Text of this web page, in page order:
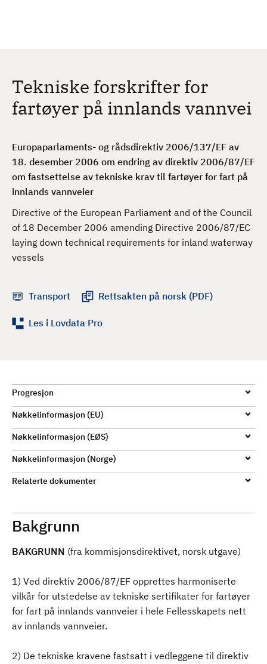
Tekniske forskrifter for
fartøyer på innlands vannvei
Europaparlaments- og rådsdirektiv 2006/137/EF av
18. desember 2006 om endring av direktiv 2006/87/EF
om fastsettelse av tekniske krav til fartøyer for fart på
innlands vannveier
Directive of the European Parliament and of the Council
of 18 December 2006 amending Directive 2006/87/EC
laying down technical requirements for inland waterway
vessels
Transport Rettsakten på norsk (PDF)
Les i Lovdata Pro
Progresjon
Nøkkelinformasjon (EU)
Nøkkelinformasjon (EØS)
Nøkkelinformasjon (Norge)
Relaterte dokumenter
Bakgrunn
BAKGRUNN (fra kommisjonsdirektivet, norsk utgave)
1) Ved direktiv 2006/87/EF opprettes harmoniserte
vilkår for utstedelse av tekniske sertifikater for fartøyer
for fart på innlands vannveier i hele Fellesskapets nett
av innlands vannveier.
2) De tekniske kravene fastsatt i vedleggene til direktiv